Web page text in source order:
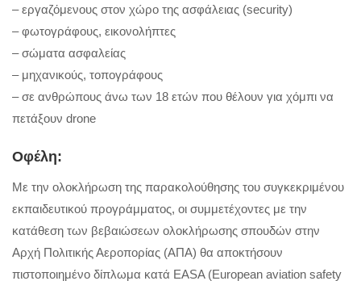
– εργαζόμενους στον χώρο της ασφάλειας (security)
– φωτογράφους, εικονολήπτες
– σώματα ασφαλείας
– μηχανικούς, τοπογράφους
– σε ανθρώπους άνω των 18 ετών που θέλουν για χόμπι να
πετάξουν drone
Οφέλη:
Με την ολοκλήρωση της παρακολούθησης του συγκεκριμένου
εκπαιδευτικού προγράμματος, οι συμμετέχοντες με την
κατάθεση των βεβαιώσεων ολοκλήρωσης σπουδών στην
Αρχή Πολιτικής Αεροπορίας (ΑΠΑ) θα αποκτήσουν
πιστοποιημένο δίπλωμα κατά EASA (European aviation safety